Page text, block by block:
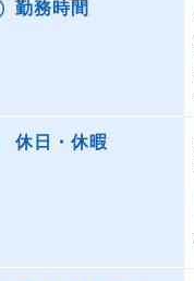
勤務時間
休日・休暇